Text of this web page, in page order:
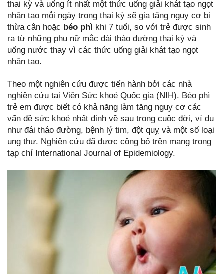
thai kỳ và uống ít nhất một thức uống giải khát tạo ngọt
nhân tạo mỗi ngày trong thai kỳ sẽ gia tăng nguy cơ bị
thừa cân hoặc béo phì khi 7 tuổi, so với trẻ được sinh
ra từ những phụ nữ mắc đái tháo đường thai kỳ và
uống nước thay vì các thức uống giải khát tạo ngọt
nhân tạo.
Theo một nghiên cứu được tiến hành bởi các nhà
nghiên cứu tại Viện Sức khoẻ Quốc gia (NIH). Béo phì
trẻ em được biết có khả năng làm tăng nguy cơ các
vấn đề sức khoẻ nhất định về sau trong cuộc đời, ví dụ
như đái tháo đường, bệnh lý tim, đột quỵ và một số loại
ung thư. Nghiên cứu đã được công bố trên mạng trong
tạp chí International Journal of Epidemiology.